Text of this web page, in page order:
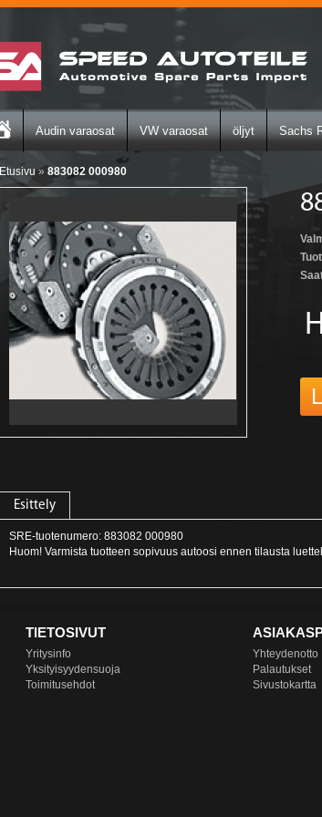
Audin varaosat VW varaosat öljyt Sachs
Etusivu » 883082 000980
Esittely
SRE-tuotenumero: 883082 000980
Huom! Varmista tuotteen sopivuus autoosi ennen tilausta
TIETOSIVUT
Yritysinfo
Yksityisyydensuoja
Toimitusehdot
Yhteydenotto
Palautukset
Sivustokartta